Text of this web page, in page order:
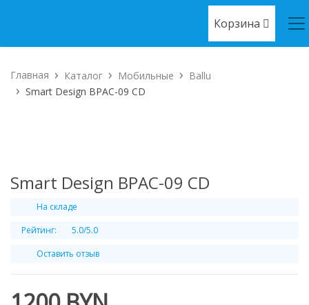
Корзина
Главная Каталог Мобильные
Ballu
Smart Design BPAC-09 CD
Smart Design BPAC-09 CD
На складе
Рейтинг:
5.0/5.0
Оставить отзыв